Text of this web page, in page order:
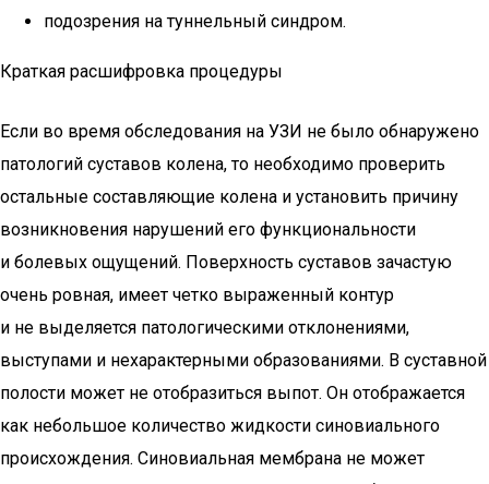
подозрения на туннельный синдром.
Краткая расшифровка процедуры
Если во время обследования на УЗИ не было обнаружено
патологий суставов колена, то необходимо проверить
остальные составляющие колена и установить причину
возникновения нарушений его функциональности
и болевых ощущений. Поверхность суставов зачастую
очень ровная, имеет четко выраженный контур
и не выделяется патологическими отклонениями,
выступами и нехарактерными образованиями. В суставной
полости может не отобразиться выпот. Он отображается
как небольшое количество жидкости синовиального
происхождения. Синовиальная мембрана не может